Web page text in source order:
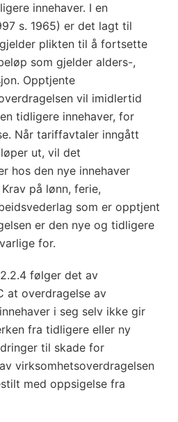
innehaver. I en
s. 1965) er det lagt til
plikten til å fortsette
som gjelder alders-,
Opptjente
vil imidlertid
tidligere innehaver, for
Når tariffavtaler inngått
ut, vil det
hos den nye innehaver
på lønn, ferie,
som er opptjent
er den nye og tidligere
for.
følger det av
at overdragelse av
i seg selv ikke gir
fra tidligere eller ny
til skade for
virksomhetsoverdragelsen
med oppsigelse fra